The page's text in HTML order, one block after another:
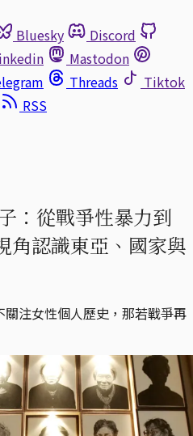
Bluesky
Discord
Mastodon
Threads
Tiktok
RSS
：從戰爭性暴力到
角認識東亞、國家與
注女性個人歷史，那若戰爭再